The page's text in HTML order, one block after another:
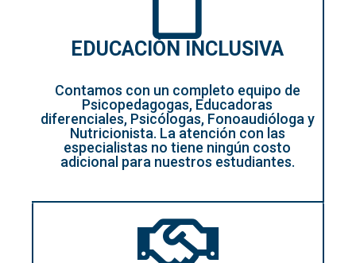
EDUCACIÓN INCLUSIVA
Contamos con un completo equipo de
Psicopedagogas, Educadoras
diferenciales, Psicólogas, Fonoaudióloga y
Nutricionista. La atención con las
especialistas no tiene ningún costo
adicional para nuestros estudiantes.